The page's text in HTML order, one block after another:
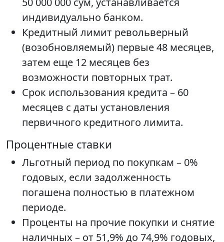
индивидуально банком.
Кредитный лимит револьверный
(возобновляемый) первые 48 месяцев,
затем еще 12 месяцев без
возможности повторных трат.
Срок использования кредита – 60
месяцев с даты установления
первичного кредитного лимита.
Процентные ставки
Льготный период по покупкам – 0%
годовых, если задолженность
погашена полностью в платежном
периоде.
Проценты на прочие покупки и снятие
наличных – от 51,9% до 74,9% годовых,